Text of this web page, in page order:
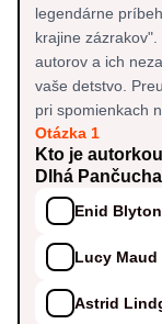
legendárne
krajine
autorov a ich
vaše detstvo.
pri spomienkach
Otázka 1
Kto je
Dlhá
Enid
Lucy
Astrid